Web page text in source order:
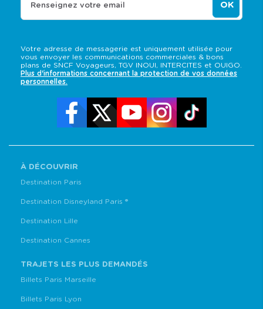
Votre adresse de messagerie est uniquement utilisée pour
vous envoyer les communications commerciales & bons
plans de SNCF Voyageurs, TGV INOUI, INTERCITES et OUIGO.
Plus d'informations concernant la protection de vos données
personnelles.
Renseignez votre email OK
À DÉCOUVRIR
Destination Paris
Destination Disneyland Paris ®
Destination Lille
Destination Cannes
TRAJETS LES PLUS DEMANDÉS
Billets Paris Marseille
Billets Paris Lyon